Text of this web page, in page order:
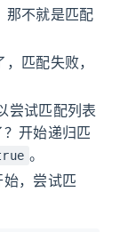
那不就是匹配
匹配失败，
尝试匹配列表
开始递归匹
。
，尝试匹